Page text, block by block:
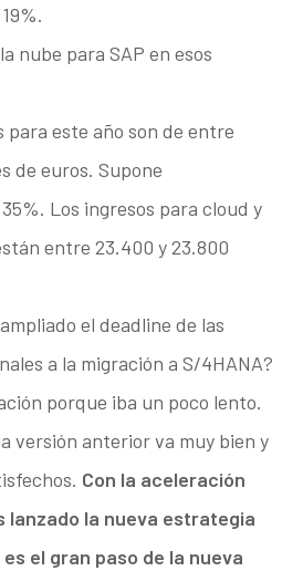
nube para SAP en esos
para este año son de entre
de euros. Supone
Los ingresos para cloud y
entre 23.400 y 23.800
el deadline de las
a la migración a S/4HANA?
porque iba un poco lento.
versión anterior va muy bien y
Con la aceleración
lanzado la nueva estrategia
es el gran paso de la nueva